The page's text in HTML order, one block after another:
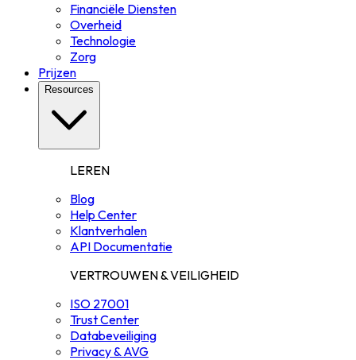
Financiële Diensten
Overheid
Technologie
Zorg
Prijzen
Resources
LEREN
Blog
Help Center
Klantverhalen
API Documentatie
VERTROUWEN & VEILIGHEID
ISO 27001
Trust Center
Databeveiliging
Privacy & AVG